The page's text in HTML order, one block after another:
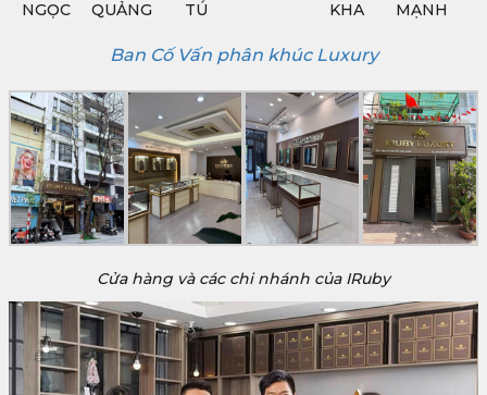
NGỌC QUẢNG TÚ KHA MẠNH
Ban Cố Vấn phân khúc Luxury
Cửa hàng và các chi nhánh của IRuby